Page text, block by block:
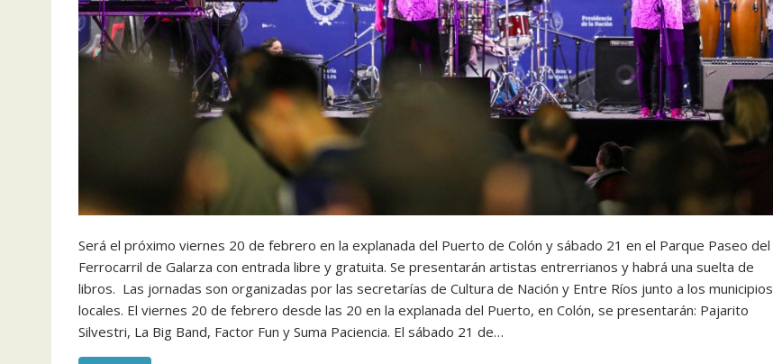
Será el próximo viernes 20 de febrero en la explanada del Puerto de Colón y sábado 21 en el Parque Paseo del
Ferrocarril de Galarza con entrada libre y gratuita. Se presentarán artistas entrerrianos y habrá una suelta de
libros. Las jornadas son organizadas por las secretarías de Cultura de Nación y Entre Ríos junto a los municipios
locales. El viernes 20 de febrero desde las 20 en la explanada del Puerto, en Colón, se presentarán: Pajarito
Silvestri, La Big Band, Factor Fun y Suma Paciencia. El sábado 21 de…